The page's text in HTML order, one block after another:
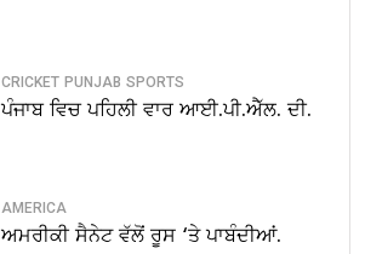
CRICKET PUNJAB SPORTS
ਪੰਜਾਬ ਵਿਚ ਪਹਿਲੀ ਵਾਰ ਆਈ.ਪੀ.ਐੱਲ. ਦੀ.
AMERICA
ਅਮਰੀਕੀ ਸੈਨੇਟ ਵੱਲੋਂ ਰੂਸ ‘ਤੇ ਪਾਬੰਦੀਆਂ.